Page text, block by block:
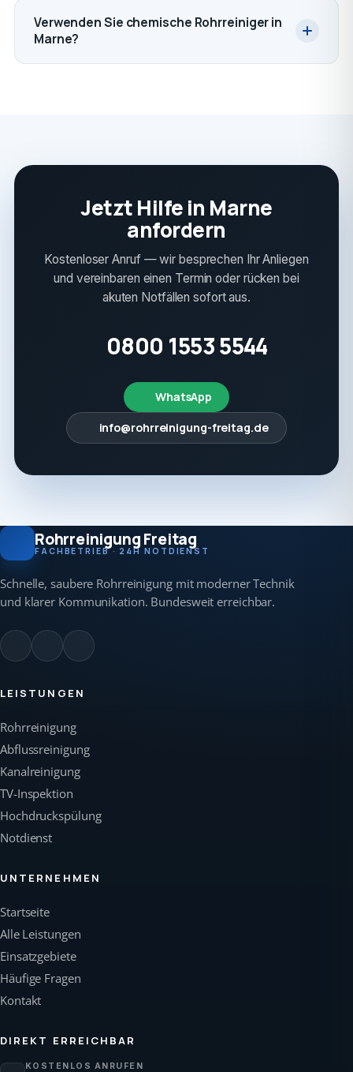
Verwenden Sie chemische Rohrreiniger in
Marne?
Jetzt Hilfe in Marne
anfordern
Kostenloser Anruf — wir besprechen Ihr Anliegen
und vereinbaren einen Termin oder rücken bei
akuten Notfällen sofort aus.
0800 1553 5544
WhatsApp
info@rohrreinigung-freitag.de
Rohrreinigung Freitag
FACHBETRIEB · 24H NOTDIENST
Schnelle, saubere Rohrreinigung mit moderner Technik
und klarer Kommunikation. Bundesweit erreichbar.
LEISTUNGEN
Rohrreinigung
Abflussreinigung
Kanalreinigung
TV-Inspektion
Hochdruckspülung
Notdienst
UNTERNEHMEN
Startseite
Alle Leistungen
Einsatzgebiete
Häufige Fragen
Kontakt
DIREKT ERREICHBAR
KOSTENLOS ANRUFEN